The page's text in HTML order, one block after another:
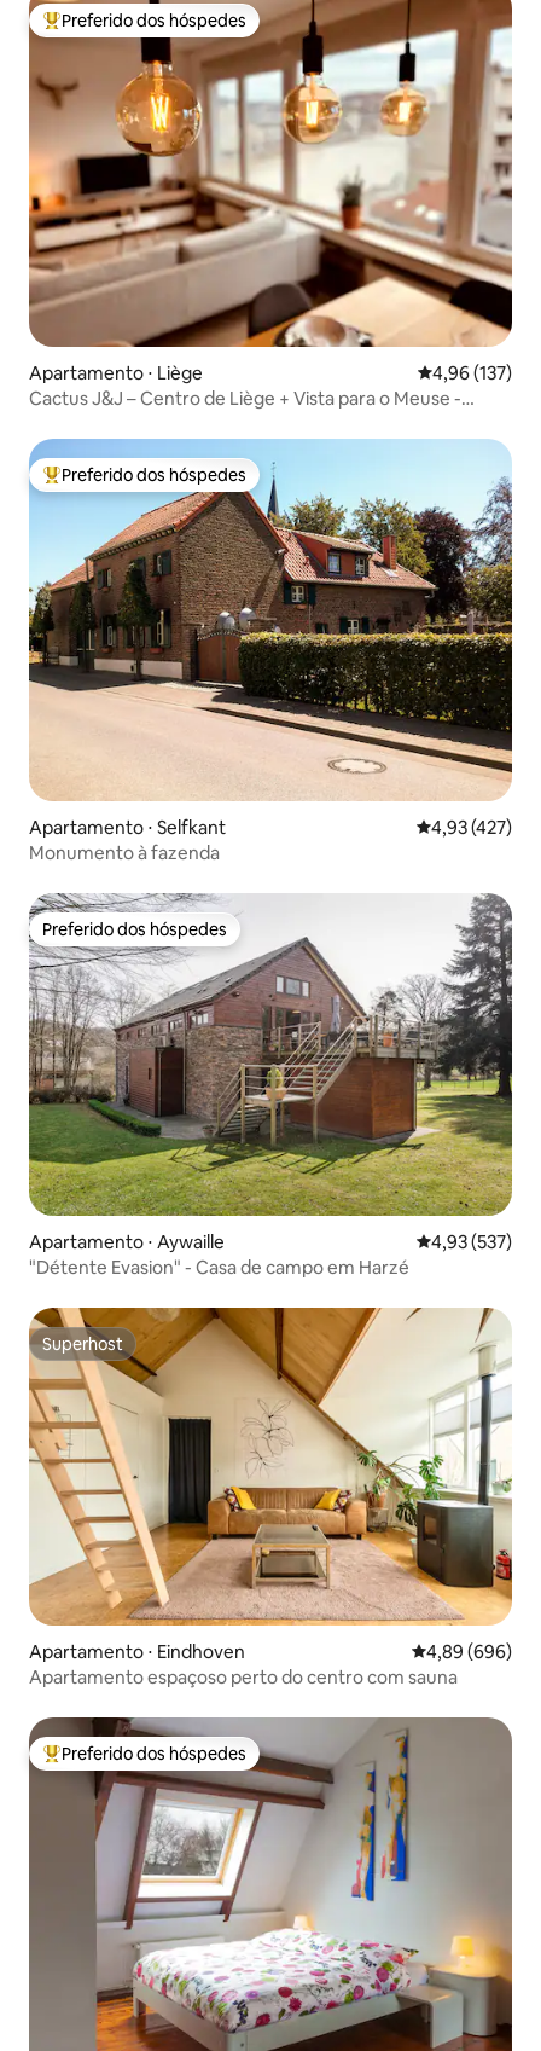
Entre os melhores preferidos dos hóspedes
Preferido dos hóspedes
Apartamento ⋅ Liège 4,96 de uma
4,96 (137)
Cactus J&J – Centro de Liège + Vista para o Meuse -
Entre os melhores preferidos dos hóspedes
Preferido dos hóspedes
Apartamento ⋅ Selfkant 4,93 de uma
4,93 (427)
Monumento à fazenda
Preferido dos hóspedes
Preferido dos hóspedes
Apartamento ⋅ Aywaille 4,93 de uma
4,93 (537)
"Détente Evasion" - Casa de campo em Harzé
Superhost
Superhost
Apartamento ⋅ Eindhoven 4,89 de uma
4,89 (696)
Apartamento espaçoso perto do centro com sauna
Entre os melhores preferidos dos hóspedes
Preferido dos hóspedes